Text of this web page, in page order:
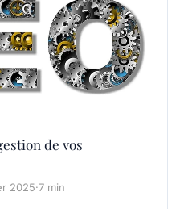
de vos
2025·7 min